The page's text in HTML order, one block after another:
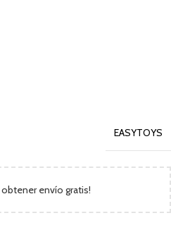
EASYTOYS
obtener envío gratis!